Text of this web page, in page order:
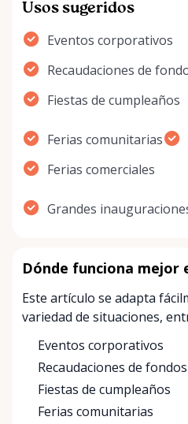
Usos sugeridos
Eventos corporativos
Recaudaciones de
Fiestas de cumpleaños
Ferias comunitarias
Ferias comerciales
Grandes
Dónde funciona mejor
Este artículo se adapta
variedad de situaciones,
Eventos corporativos
Recaudaciones de fondos
Fiestas de cumpleaños
Ferias comunitarias